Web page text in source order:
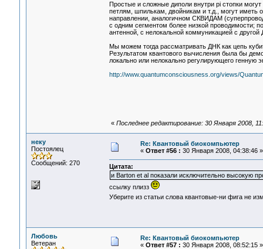
Простые и сложные диполи внутри pi стопки
петлям, шпилькам, двойникам и т.д., могут иметь
направлении, аналогичном СКВИДАМ
с одним сегментом более низкой проводимости;
антенной, с нелокальной коммуникацией с
Мы можем тогда рассматривать ДНК как цепь
Результатом квантового вычисления была бы
локально или нелокально регулирующего
http://www.quantumconsciousness.org/views/
« Последнее редактирование: 30 Января 2008,
неку
Постоялец
Сообщений: 270
Re: Квантовый биокомпьютер
« Ответ #56 : 30 Января 2008, 04:38:46 »
Цитата:
и Barton et al показали исключительно высокую
ссылку плизз
Уберите из статьи слова квантовые-ни фига не
Любовь
Ветеран
Re: Квантовый биокомпьютер
« Ответ #57 : 30 Января 2008, 08:52:15 »